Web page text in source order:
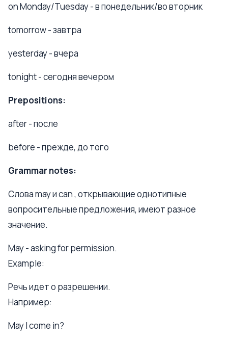
on Monday/Tuesday - в понедельник/во вторник
tomorrow - завтра
yesterday - вчера
tonight - сегодня вечером
Prepositions:
after - после
before - прежде, до того
Grammar notes:
Слова may и can , открывающие однотипные
вопросительные предложения, имеют разное
значение.
May - asking for permission.
Example:
Речь идет о разрешении.
Например:
May I come in?